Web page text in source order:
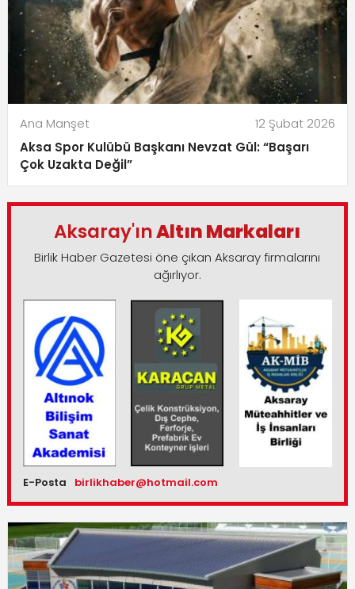
Ana Manşet
12 Şubat 2026
Aksa Spor Kulübü Başkanı Nevzat Gül: “Başarı
Çok Uzakta Değil”
Aksaray'ınAltın Markaları
Birlik Haber Gazetesi öne çıkan Aksaray firmalarını
ağırlıyor.
E-Posta birlikhaber@hotmail.com